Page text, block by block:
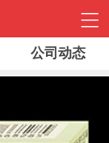
公司动态